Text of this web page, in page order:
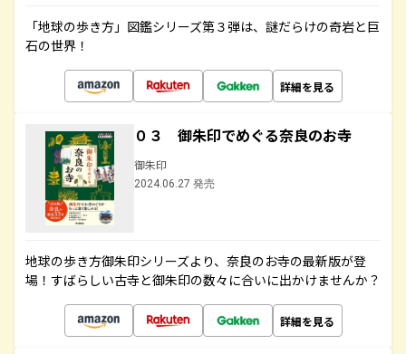
「地球の歩き方」図鑑シリーズ第３弾は、謎だらけの奇岩と巨
石の世界！
詳細を見る
０３ 御朱印でめぐる奈良のお寺
御朱印
2024.06.27 発売
地球の歩き方御朱印シリーズより、奈良のお寺の最新版が登
場！すばらしい古寺と御朱印の数々に合いに出かけませんか？
詳細を見る